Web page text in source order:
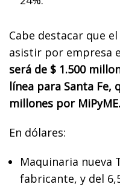
Cabe destacar que
asistir por empresa
será de $ 1.500
línea para Santa Fe,
millones por MiPyME.
En dólares:
Maquinaria nueva
fabricante, y del